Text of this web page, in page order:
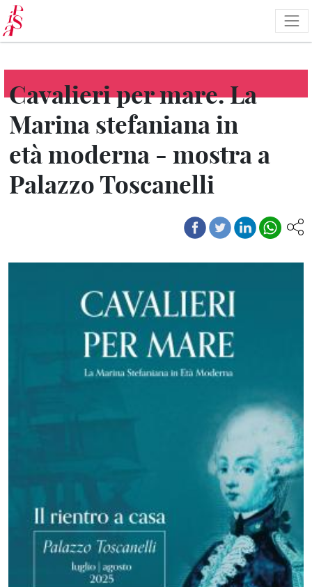
Salta
al
contenuto
principale
Cavalieri per mare. La
Marina stefaniana in
età moderna - mostra a
Palazzo Toscanelli